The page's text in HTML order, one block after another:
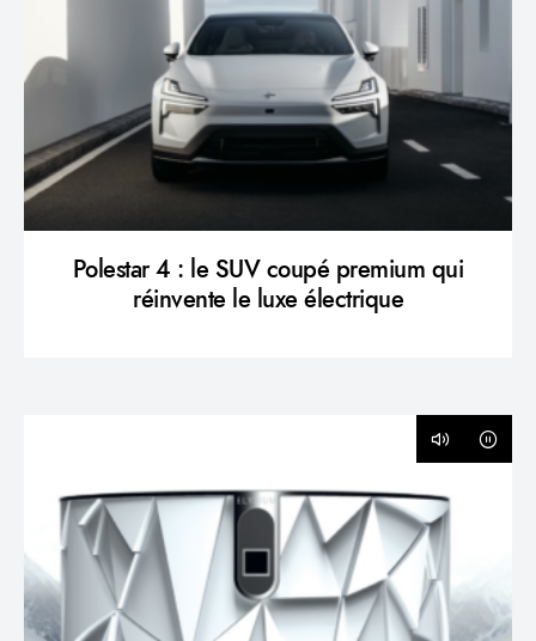
Polestar 4 : le SUV coupé premium qui
réinvente le luxe électrique